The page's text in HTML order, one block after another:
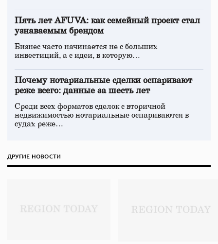
Пять лет AFUVA: как семейный проект стал
узнаваемым брендом
Бизнес часто начинается не с больших
инвестиций, а с идеи, в которую…
Почему нотариальные сделки оспаривают
реже всего: данные за шесть лет
Среди всех форматов сделок с вторичной
недвижимостью нотариальные оспариваются в
судах реже…
ДРУГИЕ НОВОСТИ